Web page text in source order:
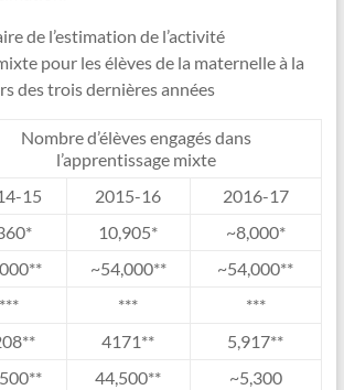
de l’estimation de l’activité
pour les élèves de la maternelle à la
des trois dernières années
Nombre d’élèves engagés dans
l’apprentissage mixte
15
2015-16
2016-17
10,905*
~8,000*
~54,000**
~54,000**
*** ***
***
4171**
5,917**
44,500**
~5,300